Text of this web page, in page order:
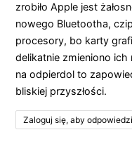
zrobiło Apple jest
nowego Bluetootha,
procesory, bo karty
delikatnie zmieniono
na odpierdol to
bliskiej przyszłości.
Zaloguj się, aby